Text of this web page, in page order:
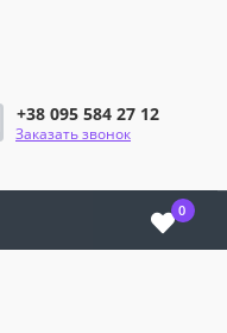
+38 095 584 27 12
Заказать звонок
0